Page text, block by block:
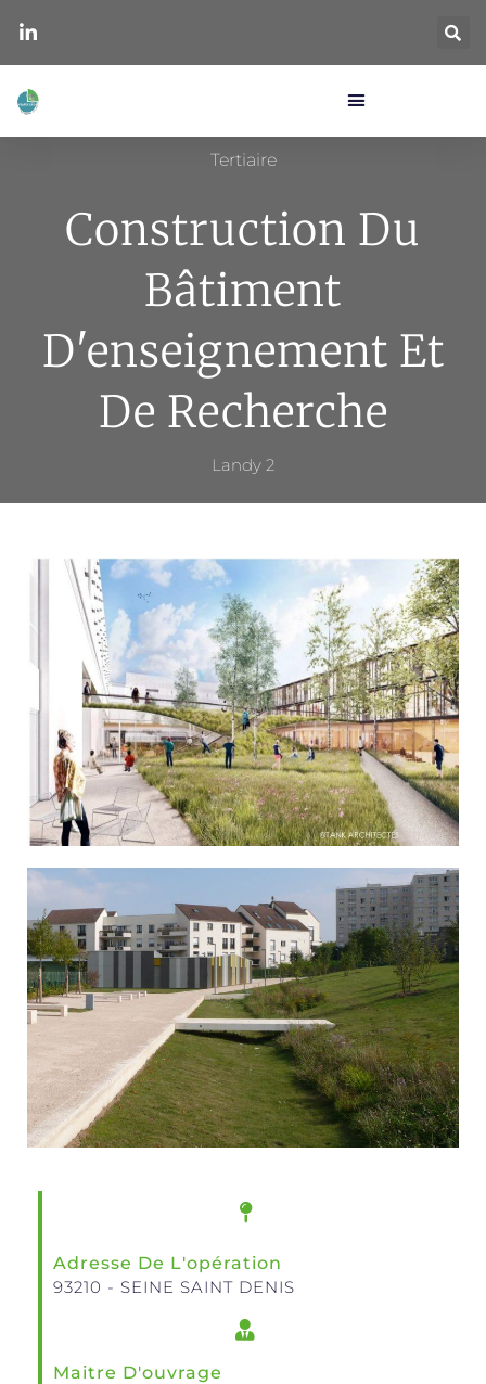
Tertiaire
Construction Du
Bâtiment
D'enseignement Et
De Recherche
Landy 2
Adresse De L'opération
93210 - SEINE SAINT DENIS
Maitre D'ouvrage